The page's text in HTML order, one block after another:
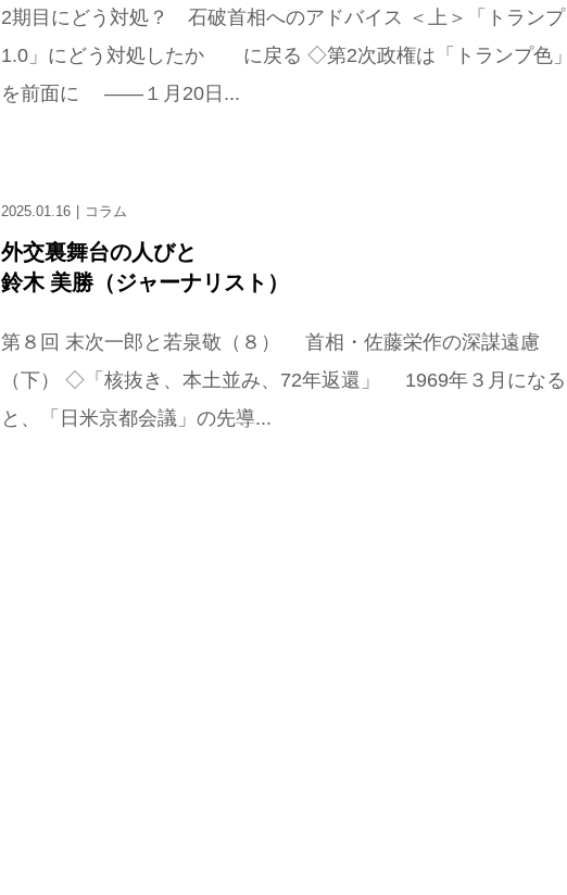
2期目にどう対処？ 石破首相へのアドバイス ＜上＞「トランプ
1.0」にどう対処したか に戻る ◇第2次政権は「トランプ色」
を前面に ――１月20日...
2025.01.16 コラム
外交裏舞台の人びと
鈴木 美勝（ジャーナリスト）
第８回 末次一郎と若泉敬（８） 首相・佐藤栄作の深謀遠慮
（下） ◇「核抜き、本土並み、72年返還」 1969年３月になる
と、「日米京都会議」の先導...